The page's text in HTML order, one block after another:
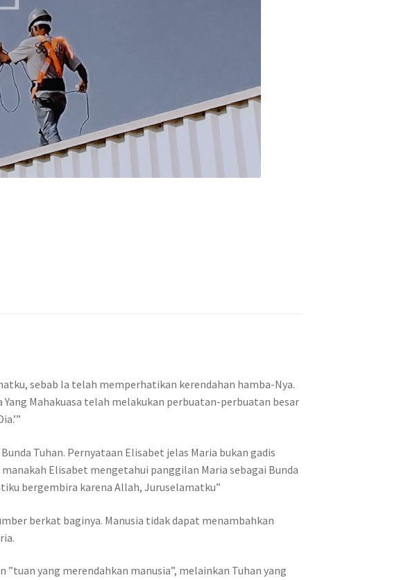
sebab Ia telah memperhatikan kerendahan hamba-Nya.
Mahakuasa telah melakukan perbuatan-perbuatan besar
Tuhan. Pernyataan Elisabet jelas Maria bukan gadis
Elisabet mengetahui panggilan Maria sebagai Bunda
bergembira karena Allah, Juruselamatku”
berkat baginya. Manusia tidak dapat menambahkan
yang merendahkan manusia”, melainkan Tuhan yang